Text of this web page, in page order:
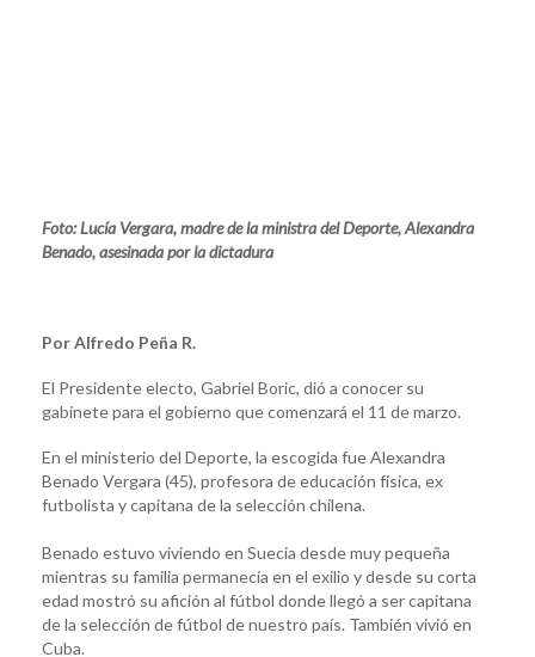
Foto: Lucía Vergara, madre de la ministra del Deporte, Alexandra
Benado, asesinada por la dictadura
Por Alfredo Peña R.
El Presidente electo, Gabriel Boric, dió a conocer su
gabinete para el gobierno que comenzará el 11 de marzo.
En el ministerio del Deporte, la escogida fue Alexandra
Benado Vergara (45), profesora de educación física, ex
futbolista y capitana de la selección chilena.
Benado estuvo viviendo en Suecia desde muy pequeña
mientras su familia permanecía en el exilio y desde su corta
edad mostró su afición al fútbol donde llegó a ser capitana
de la selección de fútbol de nuestro país. También vivió en
Cuba.